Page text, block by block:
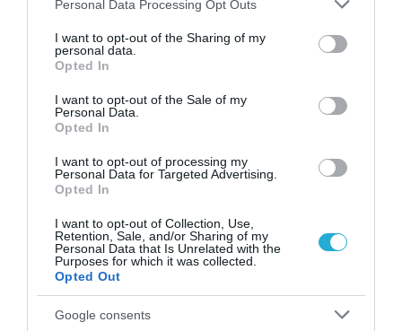
not limited to your visit or usage behaviour. You may click to
grant or deny consent to Google and its third-party tags to
use your data for below specified purposes in below Google
consent section.
Personal Data Processing Opt Outs
I want to opt-out of the Sharing of my
personal data.
Opted In
I want to opt-out of the Sale of my
Personal Data.
Opted In
I want to opt-out of processing my
Personal Data for Targeted Advertising.
Opted In
I want to opt-out of Collection, Use,
Retention, Sale, and/or Sharing of my
Personal Data that Is Unrelated with the
Purposes for which it was collected.
Opted Out
Google consents
ΡΟΗ ΕΙΔΗΣΕΩΝ
Το χρηματοδοτούμενο
από την ΕΕ έργο “The
Gaming Police”
ενισχύει την ασφάλεια
των παιδιών στο
διαδίκτυο
31.07.2026
ΑΑΔΕ: Διευκρινίσεις